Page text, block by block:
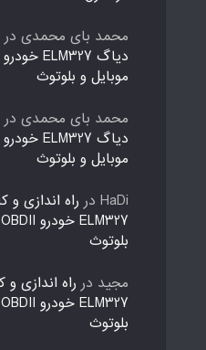
محمد بای محمدی در
موبایل و بلوتوث
محمد بای محمدی در
موبایل و بلوتوث
HaDi در راه اندازی و
بلوتوث
مجید در راه اندازی و
بلوتوث